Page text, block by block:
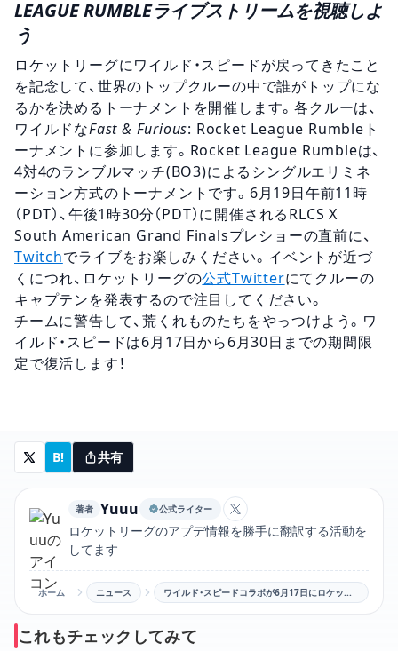
LEAGUE RUMBLEライブストリームを視聴しよ
う
ロケットリーグに ワイルド・スピード が戻ってきたこと
を記念して、世界のトップクルーの中で誰がトップにな
るかを決めるトーナメントを開催します。各クルーは、
ワイルドなFast & Furious: Rocket League Rumbleト
ーナメントに参加します。Rocket League Rumbleは、
4対4のランブルマッチ(BO3)による シングルエリミネ
ーション方式のトーナメントです。6月19日午前11時
（PDT）、午後1時30分（PDT）に開催されるRLCS X
South American Grand Finalsプレショーの直前に、
Twitchでライブをお楽しみください。イベントが近づ
くにつれ、ロケットリーグの公式Twitterにてクルーの
キャプテンを発表するので注目してください。
チームに警告して、荒くれものたちをやっつけよう。 ワ
イルド・スピードは6月17日から6月30日までの期間限
定で復活します！
B! 共有
著者 Yuuu 公式ライター
YuuuのXアカウントリン
ロケットリーグのアプデ情報を勝手に翻訳する活動を
してます
ホーム ニュース ワイルド・スピードコラボが6月17日にロケットリーグに帰ってくる！
これもチェックしてみて